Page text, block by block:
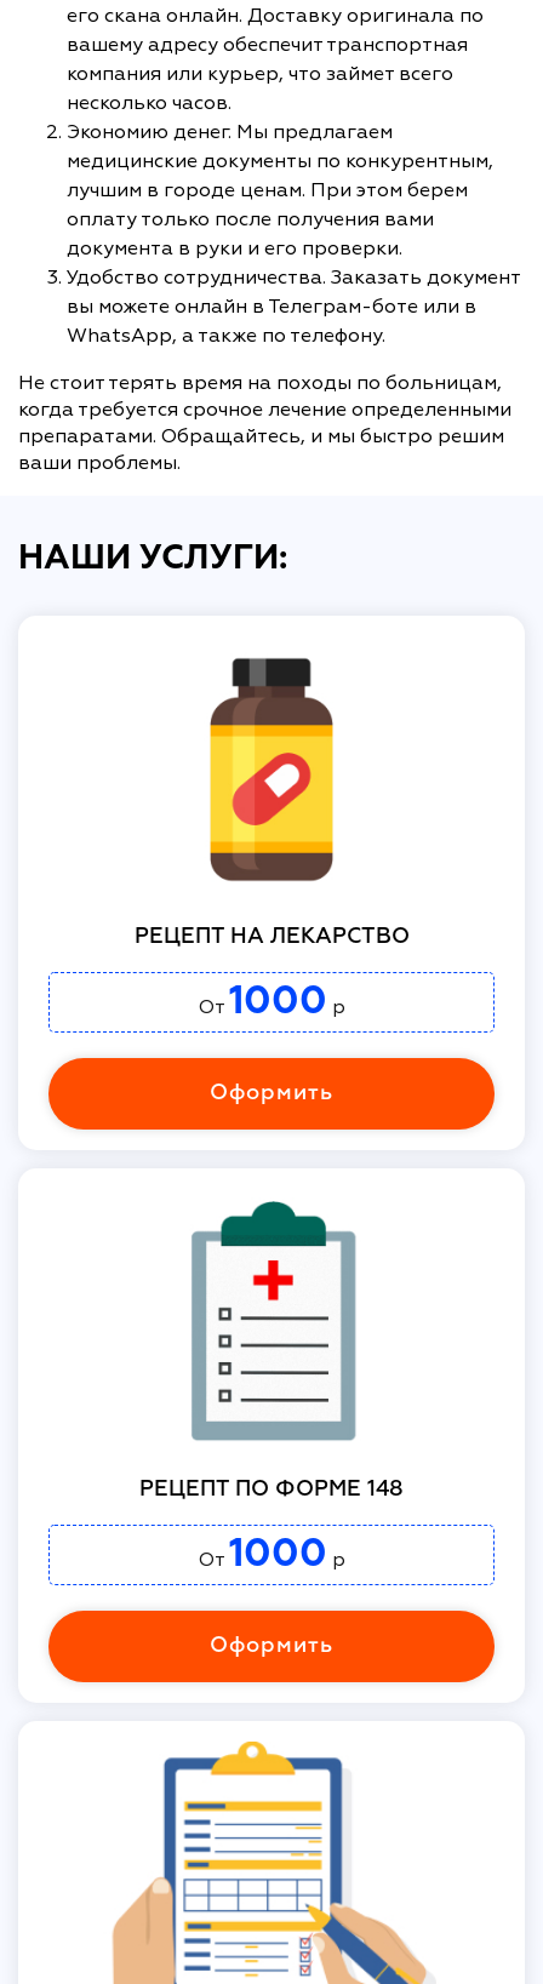
его скана онлайн. Доставку оригинала по
вашему адресу обеспечит транспортная
компания или курьер, что займет всего
несколько часов.
Экономию денег. Мы предлагаем
медицинские документы по конкурентным,
лучшим в городе ценам. При этом берем
оплату только после получения вами
документа в руки и его проверки.
Удобство сотрудничества. Заказать документ
вы можете онлайн в Телеграм-боте или в
WhatsApp, а также по телефону.
Не стоит терять время на походы по больницам,
когда требуется срочное лечение определенными
препаратами. Обращайтесь, и мы быстро решим
ваши проблемы.
НАШИ УСЛУГИ:
РЕЦЕПТ НА ЛЕКАРСТВО
От 1000 р
Оформить
РЕЦЕПТ ПО ФОРМЕ 148
От 1000 р
Оформить